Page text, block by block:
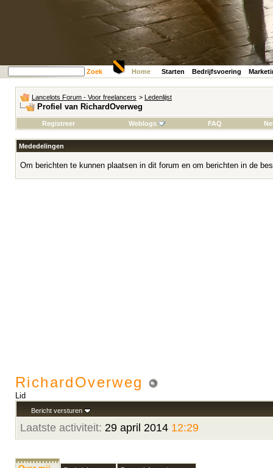
Zoek Home Starten Bedrijfsvoering
Lancelots Forum - Voor freelancers > Ledenlijst
Profiel van RichardOverweg
Registreer Weblogs FAQ
Mededelingen
Om berichten te kunnen plaatsen in dit forum en om berichten in de
RichardOverweg
Lid
Bericht versturen
Laatste activiteit: 29 april 2014 12:29